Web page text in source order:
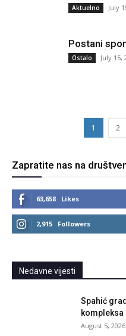
Aktuelno July
Postani
Ostalo July 15,
1 2
Zapratite nas na
63,658 Likes
2,915 Followers
Nedavne vijesti
Spahić
kompleksa
August 5, 2026